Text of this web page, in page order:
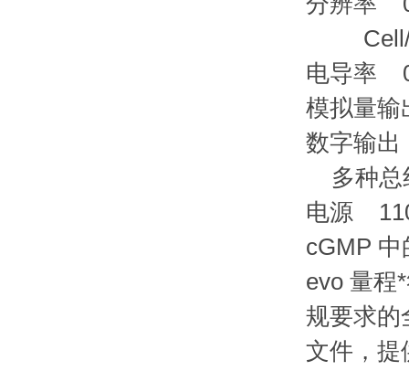
Cell/
电导率
模拟量
数字输
多种总
电源
cGMP
evo 量程
规要求的
文件，提